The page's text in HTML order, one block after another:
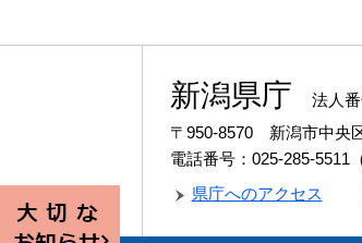
新潟県庁
法人
〒950-8570 新潟市中央
電話番号：025-285-5511
県庁へのアクセス